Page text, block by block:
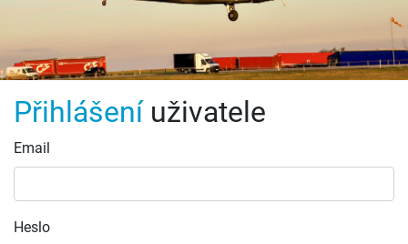
Přihlášeníuživatele
Email
Heslo